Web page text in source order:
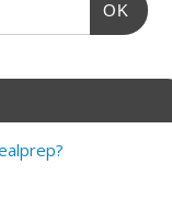
OK